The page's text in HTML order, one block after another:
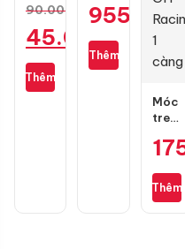
RCB
trước
1 pis
cho
Exciter
135
90.000
Giá
gốc
là:
90.000 ₫.
45.000₫
Giá
hiện
Thêm
GT601
110/70-
17
Thêm
Móc
treo
GH
1
càng
Thêm